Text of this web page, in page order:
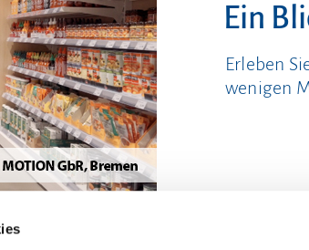
Ein
Erleben
wenigen